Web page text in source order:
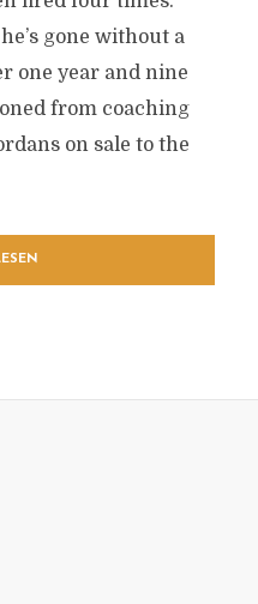
gone without a
one year and nine
from coaching
on sale to the